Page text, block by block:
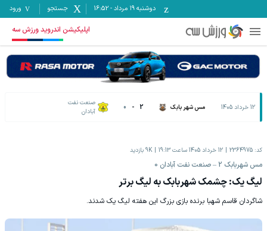
دوشنبه ۱۹ مرداد -
16:52 جستجو ورود
اپلیکیشن اندروید ورزش سه
12 خرداد 1405 مس شهر بابک 2
-
0
صنعت نفت
آبادان
کد: 2364975 12 خرداد 1405 ساعت 19:13 9K بازدید
مس شهربابک 2 – صنعت نفت آبادان 0
لیگ یک: چشمک شهربابک به لیگ برتر
شاگردان قاسم شهبا برنده بازی بزرگ این هفته لیگ یک شدند.